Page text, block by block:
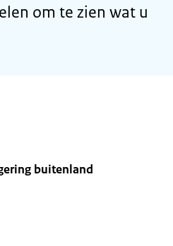
om te zien wat u
buitenland